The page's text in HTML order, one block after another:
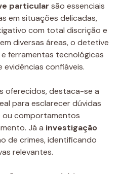
particular são essenciais
em situações delicadas,
com total discrição e
diversas áreas, o detetive
ferramentas tecnológicas
confiáveis.
oferecidos, destaca-se a
para esclarecer dúvidas
ou comportamentos
Já a investigação
de crimes, identificando
relevantes.